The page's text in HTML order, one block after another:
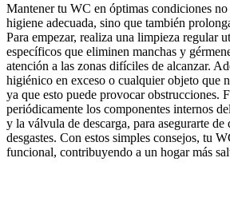
Mantener tu WC en óptimas condiciones no
higiene adecuada, sino que también
Para empezar, realiza una limpieza regular
específicos que eliminen manchas y
atención a las zonas difíciles de alcanzar.
higiénico en exceso o cualquier objeto que
ya que esto puede provocar obstrucciones.
periódicamente los componentes internos
y la válvula de descarga, para asegurarte de
desgastes. Con estos simples consejos, tu
funcional, contribuyendo a un hogar más